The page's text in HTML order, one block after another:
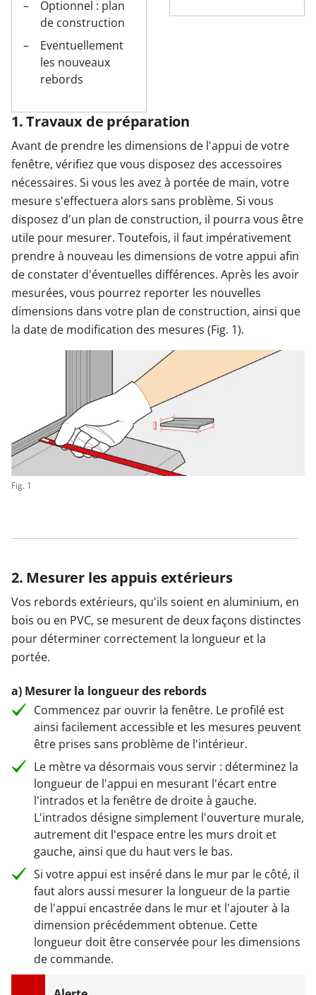
Optionnel : plan
de construction
Eventuellement
les nouveaux
rebords
1. Travaux de préparation
Avant de prendre les dimensions de l'appui de votre
fenêtre, vérifiez que vous disposez des accessoires
nécessaires. Si vous les avez à portée de main, votre
mesure s'effectuera alors sans problème. Si vous
disposez d'un plan de construction, il pourra vous être
utile pour mesurer. Toutefois, il faut impérativement
prendre à nouveau les dimensions de votre appui afin
de constater d'éventuelles différences. Après les avoir
mesurées, vous pourrez reporter les nouvelles
dimensions dans votre plan de construction, ainsi que
la date de modification des mesures (Fig. 1).
Fig. 1
2. Mesurer les appuis extérieurs
Vos rebords extérieurs, qu'ils soient en aluminium, en
bois ou en PVC, se mesurent de deux façons distinctes
pour déterminer correctement la longueur et la
portée.
a) Mesurer la longueur des rebords
Commencez par ouvrir la fenêtre. Le profilé est
ainsi facilement accessible et les mesures peuvent
être prises sans problème de l'intérieur.
Le mètre va désormais vous servir : déterminez la
longueur de l'appui en mesurant l'écart entre
l'intrados et la fenêtre de droite à gauche.
L'intrados désigne simplement l'ouverture murale,
autrement dit l'espace entre les murs droit et
gauche, ainsi que du haut vers le bas.
Si votre appui est inséré dans le mur par le côté, il
faut alors aussi mesurer la longueur de la partie
de l'appui encastrée dans le mur et l'ajouter à la
dimension précédemment obtenue. Cette
longueur doit être conservée pour les dimensions
de commande.